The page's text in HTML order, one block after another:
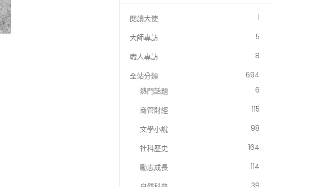
閱讀大使
1
大師專訪
5
職人專訪
8
全站分類
694
熱門話題
6
商管財經
115
文學小說
98
社科歷史
164
勵志成長
114